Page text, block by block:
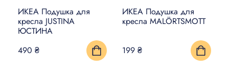
ИКЕА Подушка для
кресла JUSTINA
ЮСТИНА
490 ₴
ИКЕА Подушка для
кресла MALÖRTSMOTT
199 ₴